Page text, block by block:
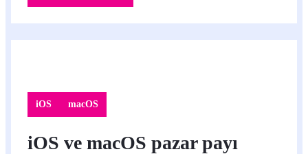
iOS macOS
iOS ve macOS pazar payı